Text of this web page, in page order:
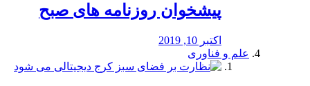
پیشخوان روزنامه های صبح
اکتبر 10, 2019
علم و فناوری